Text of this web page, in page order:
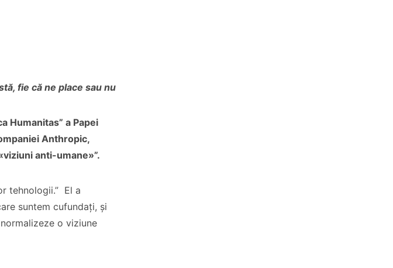
fie că ne place sau nu
Humanitas” a Papei
Anthropic,
anti-umane»”.
tehnologii.” El a
suntem cufundați, și
o viziune